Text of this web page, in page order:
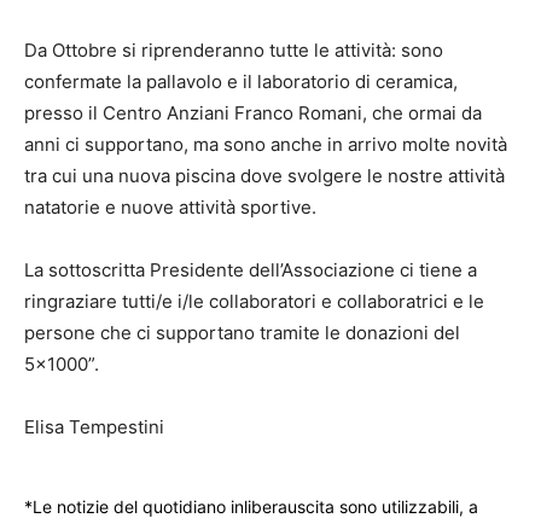
Da Ottobre si riprenderanno tutte le attività: sono
confermate la pallavolo e il laboratorio di ceramica,
presso il Centro Anziani Franco Romani, che ormai da
anni ci supportano, ma sono anche in arrivo molte novità
tra cui una nuova piscina dove svolgere le nostre attività
natatorie e nuove attività sportive.
La sottoscritta Presidente dell’Associazione ci tiene a
ringraziare tutti/e i/le collaboratori e collaboratrici e le
persone che ci supportano tramite le donazioni del
5×1000”.
Elisa Tempestini
*Le notizie del quotidiano inliberauscita sono utilizzabili, a